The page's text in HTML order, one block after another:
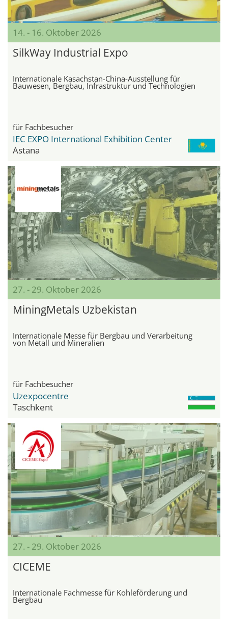
14. - 16. Oktober 2026
SilkWay Industrial Expo
Internationale Kasachstan-China-Ausstellung für
Bauwesen, Bergbau, Infrastruktur und Technologien
für Fachbesucher
IEC EXPO International Exhibition Center
Astana
27. - 29. Oktober 2026
MiningMetals Uzbekistan
Internationale Messe für Bergbau und Verarbeitung
von Metall und Mineralien
für Fachbesucher
Uzexpocentre
Taschkent
27. - 29. Oktober 2026
CICEME
Internationale Fachmesse für Kohleförderung und
Bergbau